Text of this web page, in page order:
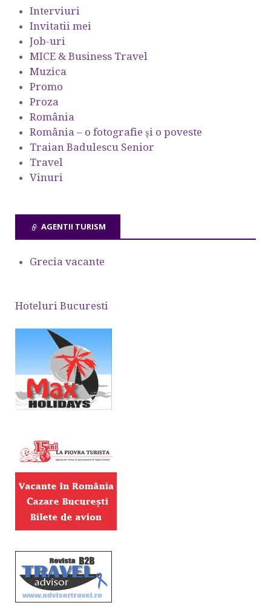
Interviuri
Invitatii mei
Job-uri
MICE & Business Travel
Muzica
Promo
Proza
România
România – o fotografie şi o poveste
Traian Badulescu Senior
Travel
Vinuri
AGENTII TURISM
Grecia vacante
Hoteluri Bucuresti